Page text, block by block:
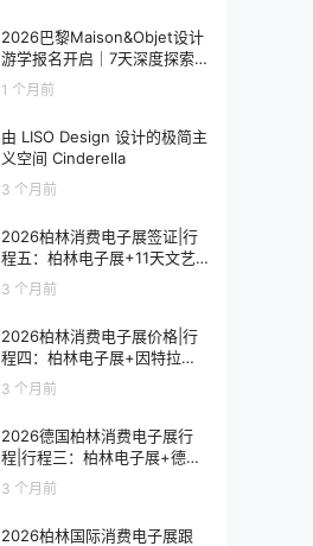
2026巴黎Maison&Objet设计
游学报名开启｜7天深度探索
全球家居设计趋势
1 个月前
由 LISO Design 设计的极简主
义空间 Cinderella
3 个月前
2026柏林消费电子展签证|行
程五：柏林电子展+11天文艺
复兴之旅
3 个月前
2026柏林消费电子展价格|行
程四：柏林电子展+因特拉肯1
0天浪漫之旅
3 个月前
2026德国柏林消费电子展行
程|行程三：柏林电子展+德国
9天人文之旅
3 个月前
2026柏林国际消费电子展跟